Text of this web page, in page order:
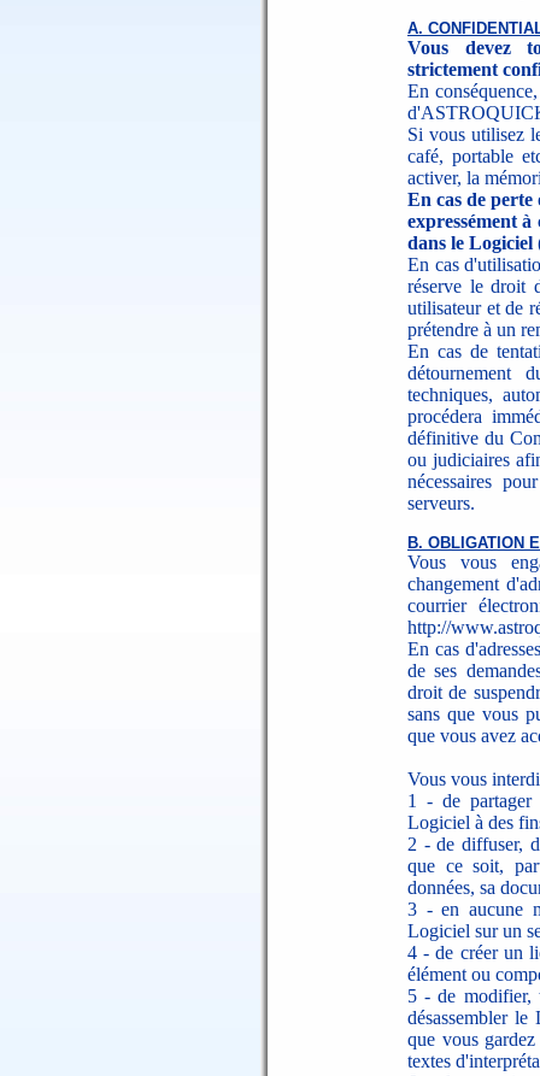
A.
Vous devez
strictement
En
Si vous utilisez
café, portable
activer, la
En cas de perte
expressément
dans le
En cas
réserve le droit
utilisateur et de
prétendre à un
En cas de
détournement
techniques,
procédera
définitive du
ou judiciaires
nécessaires
serveurs.
B. OBLIGATION
Vous vous
changement
courrier
http://
En cas
de ses
droit de
sans que vous
que vous avez
Vous vous
1 - de
Logiciel à des
2 - de diffuser,
que ce soit,
données, sa
3 - en aucune
Logiciel sur un
4 - de créer un
élément ou
5 - de modifier,
désassembler le
que vous
textes